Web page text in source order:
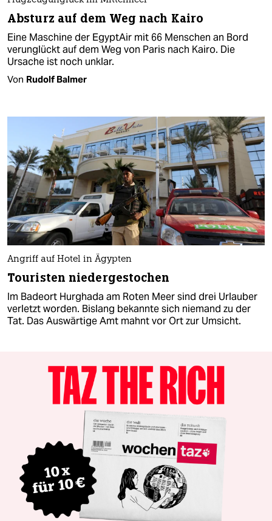
Absturz auf dem Weg nach Kairo
Eine Maschine der EgyptAir mit 66 Menschen an Bord
verunglückt auf dem Weg von Paris nach Kairo. Die
Ursache ist noch unklar.
Von Rudolf Balmer
Angriff auf Hotel in Ägypten
Touristen niedergestochen
Im Badeort Hurghada am Roten Meer sind drei Urlauber
verletzt worden. Bislang bekannte sich niemand zu der
Tat. Das Auswärtige Amt mahnt vor Ort zur Umsicht.